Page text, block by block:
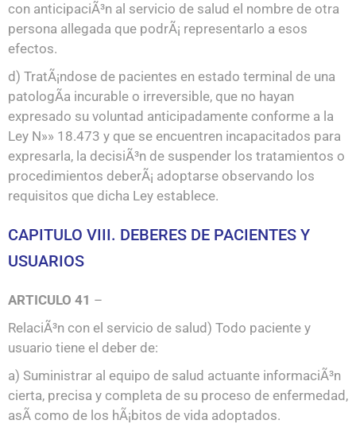
con anticipaciÃ³n al servicio de salud el nombre de otra
persona allegada que podrÃ¡ representarlo a esos
efectos.
d) TratÃ¡ndose de pacientes en estado terminal de una
patologÃ­a incurable o irreversible, que no hayan
expresado su voluntad anticipadamente conforme a la
Ley N»» 18.473 y que se encuentren incapacitados para
expresarla, la decisiÃ³n de suspender los tratamientos o
procedimientos deberÃ¡ adoptarse observando los
requisitos que dicha Ley establece.
CAPITULO VIII. DEBERES DE PACIENTES Y
USUARIOS
ARTICULO 41 –
RelaciÃ³n con el servicio de salud) Todo paciente y
usuario tiene el deber de:
a) Suministrar al equipo de salud actuante informaciÃ³n
cierta, precisa y completa de su proceso de enfermedad,
asÃ­ como de los hÃ¡bitos de vida adoptados.